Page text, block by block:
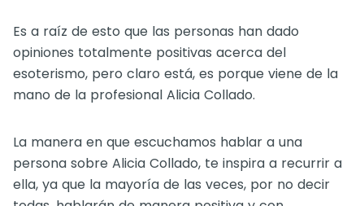
Es a raíz de esto que las personas han dado
opiniones totalmente positivas acerca del
esoterismo, pero claro está, es porque viene de la
mano de la profesional Alicia Collado.
La manera en que escuchamos hablar a una
persona sobre Alicia Collado, te inspira a recurrir a
ella, ya que la mayoría de las veces, por no decir